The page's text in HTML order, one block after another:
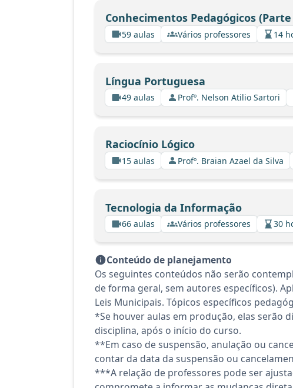
Conhecimentos Pedagógicos (Parte
59 aulas Vários professores 14
Língua Portuguesa
49 aulas Profº. Nelson Atilio Sartori
Raciocínio Lógico
15 aulas Profº. Braian Azael da Silva
Tecnologia da Informação
66 aulas Vários professores 30
Conteúdo de planejamento
Os seguintes conteúdos não serão
de forma geral, sem autores específicos).
Leis Municipais. Tópicos específicos
*Se houver aulas em produção, elas serão
disciplina, após o início do curso.
**Em caso de suspensão, anulação ou
contar da data da suspensão ou
***A relação de professores pode ser